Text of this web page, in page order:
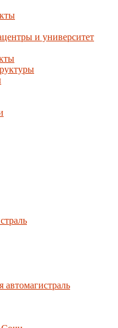
и университет
автомагистраль